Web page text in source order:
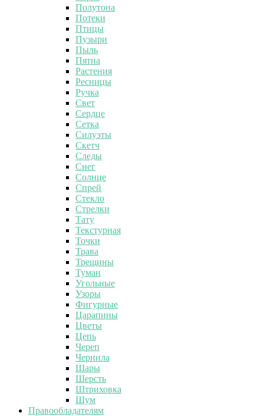
Полутона
Потеки
Птицы
Пузыри
Пыль
Пятна
Растения
Ресницы
Ручка
Свет
Сердце
Сетка
Силуэты
Скетч
Следы
Снег
Солнце
Спрей
Стекло
Стрелки
Тату
Текстурная
Точки
Трава
Трещины
Туман
Угольные
Узоры
Фигурные
Царапины
Цветы
Цепь
Череп
Чернила
Шары
Шерсть
Штриховка
Шум
Правообладателям